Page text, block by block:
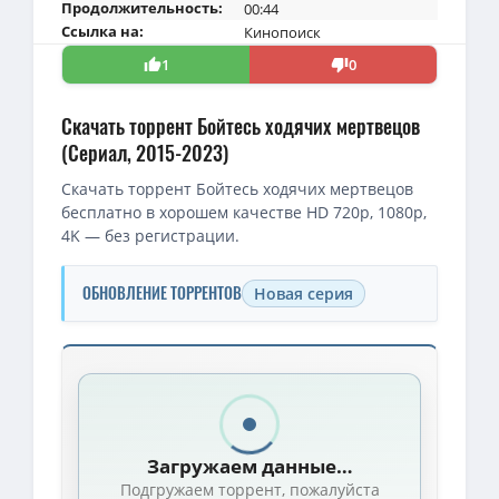
Продолжительность:
00:44
Ссылка на:
Кинопоиск
1
0
Скачать торрент Бойтесь ходячих мертвецов
(Сериал, 2015-2023)
Скачать торрент Бойтесь ходячих мертвецов
бесплатно в хорошем качестве HD 720p, 1080p,
4K — без регистрации.
ОБНОВЛЕНИЕ ТОРРЕНТОВ Новая серия
Скачать торрент — Бойтесь ходячих мертвецов / Fear the
Бойтесь ходячих мертвецов / Fear the Walking Dead / Сезон:
1080p — Бойтесь ходячих мертвецов / Fear the Walking Dead /
1080p — Бойтесь ходячих мертвецов / Fear the Walking Dead
Загружаем данные…
Подгружаем торрент, пожалуйста